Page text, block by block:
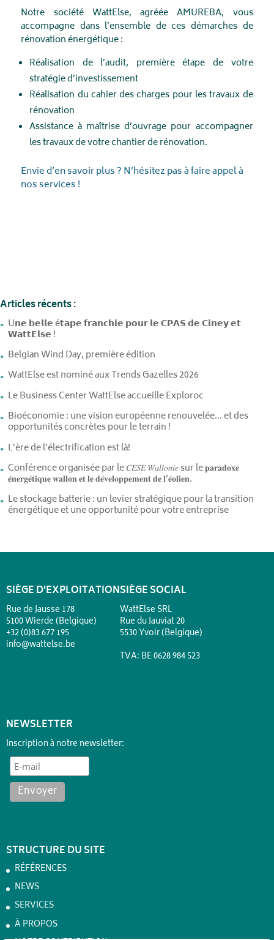
Notre société WattElse, agréée AMUREBA, vous
accompagne dans l’ensemble de ces démarches de
rénovation énergétique :
Réalisation de l’audit, première étape de votre
stratégie d’investissement
Réalisation du cahier des charges pour les travaux de
rénovation
Assistance à maîtrise d’ouvrage pour accompagner
les travaux de votre chantier de rénovation.
Envie d’en savoir plus ? N’hésitez pas à faire appel à
nos services !
Articles récents :
U𝗻𝗲 𝗯𝗲𝗹𝗹𝗲 é𝘁𝗮𝗽𝗲 𝗳𝗿𝗮𝗻𝗰𝗵𝗶𝗲 𝗽𝗼𝘂𝗿 𝗹𝗲 𝗖𝗣𝗔𝗦 𝗱𝗲 𝗖𝗶𝗻𝗲𝘆 𝗲𝘁
𝗪𝗮𝘁𝘁𝗘𝗹𝘀𝗲 !
Belgian Wind Day, première édition
WattElse est nominé aux Trends Gazelles 2026
Le Business Center WattElse accueille Exploroc
Bioéconomie : une vision européenne renouvelée… et des
opportunités concrètes pour le terrain !
L’ère de l’électrification est là!
Conférence organisée par le 𝐶𝐸𝑆𝐸 𝑊𝑎𝑙𝑙𝑜𝑛𝑖𝑒 sur le 𝐩𝐚𝐫𝐚𝐝𝐨𝐱𝐞
𝐞́𝐧𝐞𝐫𝐠𝐞́𝐭𝐢𝐪𝐮𝐞 𝐰𝐚𝐥𝐥𝐨𝐧 𝐞𝐭 𝐥𝐞 𝐝𝐞́𝐯𝐞𝐥𝐨𝐩𝐩𝐞𝐦𝐞𝐧𝐭 𝐝𝐞 𝐥’𝐞́𝐨𝐥𝐢𝐞𝐧.
Le stockage batterie : un levier stratégique pour la transition
énergétique et une opportunité pour votre entreprise
SIÈGE D’EXPLOITATION
Rue de Jausse 178
5100 Wierde (Belgique)
+32 (0)83 677 195
info@wattelse.be
SIÈGE SOCIAL
WattElse SRL
Rue du Jauviat 20
5530 Yvoir (Belgique)
TVA: BE 0628 984 523
NEWSLETTER
Inscription à notre newsletter:
STRUCTURE DU SITE
RÉFÉRENCES
NEWS
SERVICES
À PROPOS